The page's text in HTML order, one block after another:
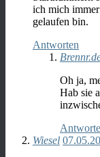
ich mich
gelaufen bin.
Antworten
Oh ja,
Hab sie
Wiesel